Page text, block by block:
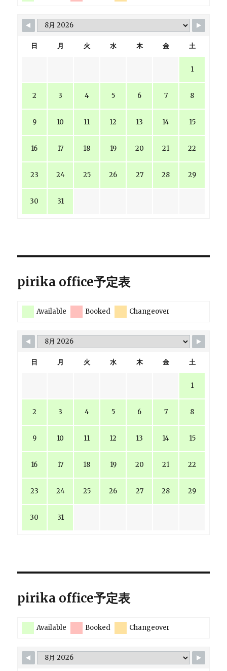
日 月 火 水 木 金 土
1
2 3 4 5 6 7 8
9 10 11 12 13 14 15
16 17 18 19 20 21 22
23 24 25 26 27 28 29
30 31
pirika office予定表
Available Booked Changeover
日 月 火 水 木 金 土
1
2 3 4 5 6 7 8
9 10 11 12 13 14 15
16 17 18 19 20 21 22
23 24 25 26 27 28 29
30 31
pirika office予定表
Available Booked Changeover